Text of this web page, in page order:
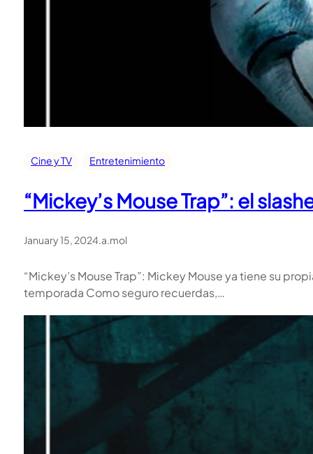
Cine y TV Entretenimiento
“Mickey’s Mouse Trap”: el
January 15, 2024.a.mol
“Mickey’s Mouse Trap”: Mickey Mouse ya tiene su
temporada Como seguro recuerdas,…